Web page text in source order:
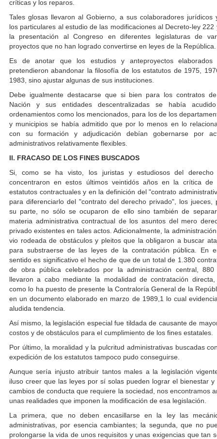
críticas y los reparos.
Tales glosas llevaron al Gobierno, a sus colaboradores jurídicos
los particulares al estudio de las modificaciones al Decreto-ley 222
la presentación al Congreso en diferentes legislaturas de
proyectos que no han logrado convertirse en leyes de la República.
Es de anotar que los estudios y anteproyectos elaborados
pretendieron abandonar la filosofía de los estatutos de 1975,
1983, sino ajustar algunas de sus instituciones.
Debe igualmente destacarse que si bien para los contratos
Nación y sus entidades descentralizadas se había
ordenamientos como los mencionados, para los de los
y municipios se había admitido que por lo menos en lo
con su formación y adjudicación debían gobernarse por
administrativos relativamente flexibles.
II. FRACASO DE LOS FINES BUSCADOS
Si, como se ha visto, los juristas y estudiosos del derecho
concentraron en estos últimos veintidós años en la crítica de
estatutos contractuales y en la definición del "contrato
para diferenciarlo del "contrato del derecho privado", los jueces,
su parte, no sólo se ocuparon de ello sino también de
materia administrativa contractual de los asuntos del mero
privado existentes en tales actos. Adicionalmente, la
vio rodeada de obstáculos y pleitos que la obligaron a buscar
para substraerse de las leyes de la contratación pública. En
sentido es significativo el hecho de que de un total de 1.380
de obra pública celebrados por la administración central, 880
llevaron a cabo mediante la modalidad de contratación
como lo ha puesto de presente la Contraloría General de la
en un documento elaborado en marzo de 1989,1 lo cual
aludida tendencia.
Así mismo, la legislación especial fue tildada de causante de
costos y de obstáculos para el cumplimiento de los fines estatales.
Por último, la moralidad y la pulcritud administrativas buscadas
expedición de los estatutos tampoco pudo conseguirse.
Aunque sería injusto atribuir tantos males a la legislación
iluso creer que las leyes por sí solas pueden lograr el bienestar y
cambios de conducta que requiere la sociedad, nos encontramos
unas realidades que imponen la modificación de esa legislación.
La primera, que no deben encasillarse en la ley las
administrativas, por esencia cambiantes; la segunda, que no
prolongarse la vida de unos requisitos y unas exigencias que tan